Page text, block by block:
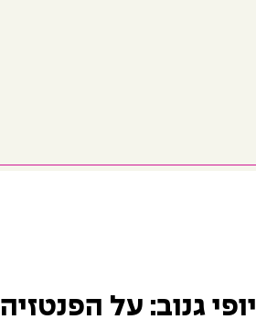
יופי גנוב: על הפנטזיה